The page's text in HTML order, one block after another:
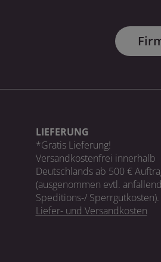
LIEFERUNG
*Gratis Lieferung!
Versandkostenfrei innerhalb
Deutschlands ab 500 €
(ausgenommen evtl.
Speditions-/ Sperrgutkosten).
Liefer- und Versandkosten